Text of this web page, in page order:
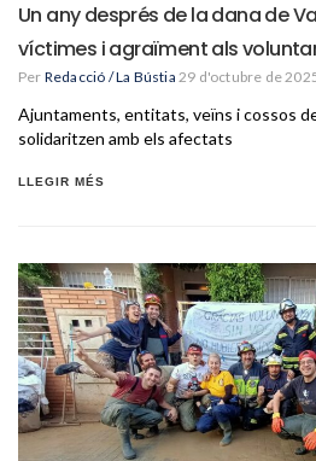
Un any després de la dana de
víctimes i agraïment als
Per Redacció / La Bústia 29 d'octubre de
Ajuntaments, entitats, veïns i cossos
solidaritzen amb els afectats
LLEGIR MÉS